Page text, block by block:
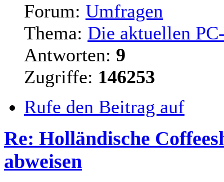
Forum: Umfragen
Thema: Die aktuellen
Antworten: 9
Zugriffe: 146253
Rufe den Beitrag auf
Re: Holländische
abweisen